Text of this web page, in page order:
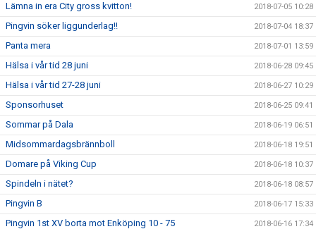
Lämna in era City gross kvitton! 2018-07-05 10:28
Pingvin söker liggunderlag!! 2018-07-04 18:37
Panta mera 2018-07-01 13:59
Hälsa i vår tid 28 juni 2018-06-28 09:45
Hälsa i vår tid 27-28 juni 2018-06-27 10:29
Sponsorhuset 2018-06-25 09:41
Sommar på Dala 2018-06-19 06:51
Midsommardagsbrännboll 2018-06-18 19:51
Domare på Viking Cup 2018-06-18 10:37
Spindeln i nätet? 2018-06-18 08:57
Pingvin B 2018-06-17 15:33
Pingvin 1st XV borta mot Enköping 10 - 75 2018-06-16 17:34